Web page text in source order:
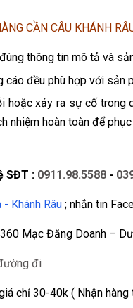
CẦN CÂU KHÁNH
thông tin mô tả và
cáo đều phù hợp với sản
hoặc xảy ra sự cố trong
nhiệm hoàn toàn để
SĐT : 0911.98.5588 -
- Khánh Râu ; nhắn tin
Mạc Đăng Doanh –
đi
chỉ 30-40k ( Nhận hàng